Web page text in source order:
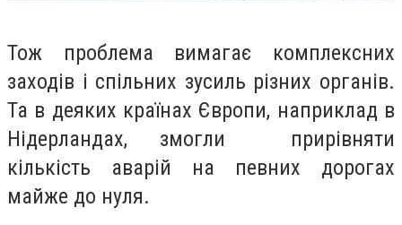
Тож проблема вимагає комплексних
заходів і спільних зусиль різних органів.
Та в деяких країнах Європи, наприклад в
Нідерландах, змогли прирівняти
кількість аварій на певних дорогах
майже до нуля.